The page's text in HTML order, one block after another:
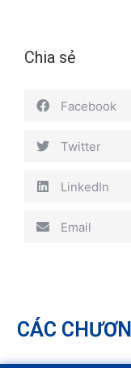
Chia sẻ
Facebook
Twitter
LinkedIn
Email
CÁC